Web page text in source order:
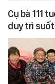
Cụ bà 111
duy trì